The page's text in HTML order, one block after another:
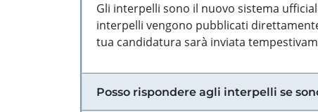
Gli interpelli sono il nuovo sistema
interpelli vengono pubblicati
tua candidatura sarà inviata
Posso rispondere agli interpelli se